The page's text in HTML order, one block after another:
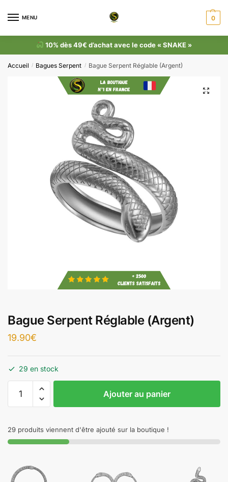
MENU 0
10% dès 49€ d’achat avec le code « SNAKE »
Accueil / Bagues Serpent / Bague Serpent Réglable (Argent)
Bague Serpent Réglable (Argent)
19.90€
29 en stock
Ajouter au panier
29 produits viennent d'être ajouté sur la boutique !